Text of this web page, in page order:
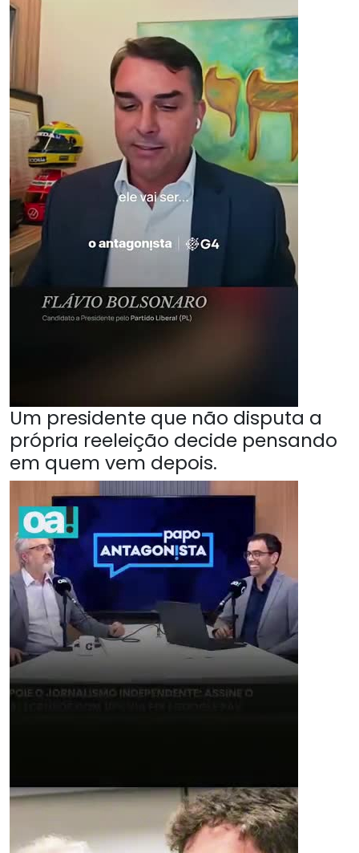
Um presidente que não disputa a
própria reeleição decide pensando
em quem vem depois.